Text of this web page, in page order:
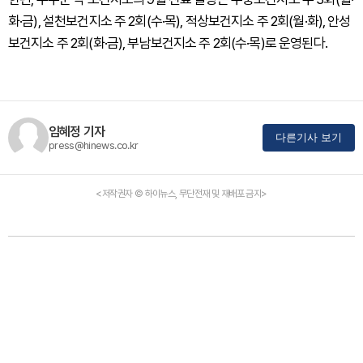
화·금), 설천보건지소 주 2회(수·목), 적상보건지소 주 2회(월·화), 안성
보건지소 주 2회(화·금), 부남보건지소 주 2회(수·목)로 운영된다.
임혜정 기자
press@hinews.co.kr
다른기사 보기
<저작권자 © 하이뉴스, 무단전재 및 재배포 금지>